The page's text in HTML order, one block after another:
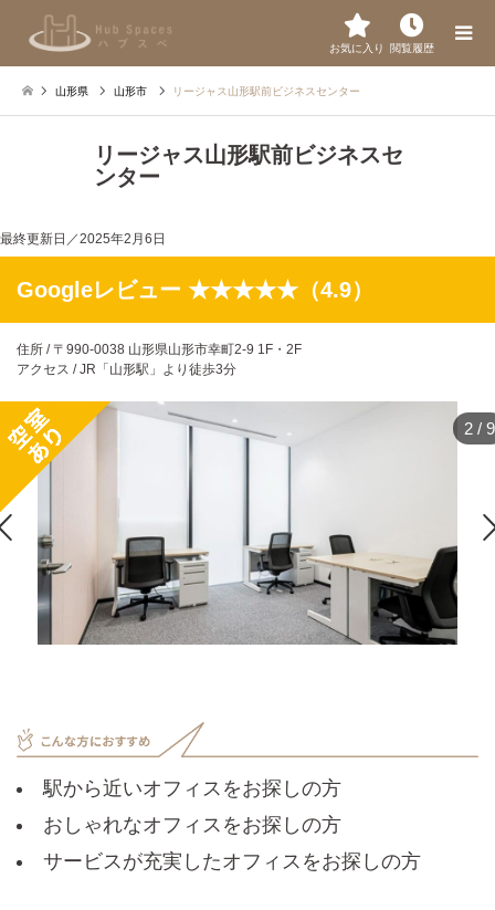
お気に入り 閲覧履歴
山形県 山形市 リージャス山形駅前ビジネスセンター
リージャス山形駅前ビジネスセ
ンター
最終更新日／2025年2月6日
Googleレビュー ★★★★★（4.9）
住所 / 〒990-0038 山形県山形市幸町2-9 1F・2F
アクセス / JR「山形駅」より徒歩3分
2 / 9
駅から近いオフィスをお探しの方
おしゃれなオフィスをお探しの方
サービスが充実したオフィスをお探しの方